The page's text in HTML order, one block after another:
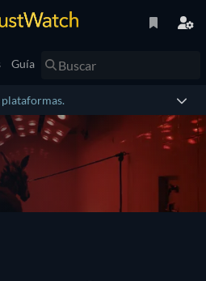
Guía